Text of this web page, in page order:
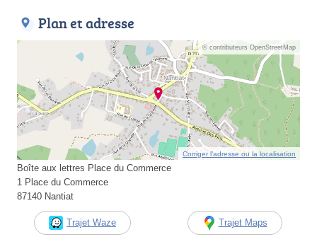
Plan et adresse
© contributeurs OpenStreetMap
Corriger l’adresse ou la localisation
Boîte aux lettres Place du Commerce
1 Place du Commerce
87140 Nantiat
Trajet Waze Trajet Maps